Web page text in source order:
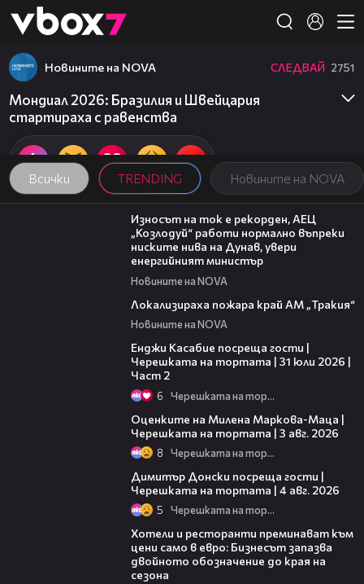
👾
Всички TRENDING Новините на NOVA
Новините на NOVA СЛЕДВАЙ 2751
Мондиал 2026: Бразилия и Швейцария
стартираха с равенства
00:59
Износът на ток е рекорден, АЕЦ
„Козлодуй“ работи нормално въпреки
ниските нива на Дунав, увери
енергийният министър
Новините на NOVA
Локализираха пожара край АМ „Тракия“
Новините на NOVA
Енджи Касабие посреща гости |
Черешката на тортата | 31 юли 2026 |
Част 2
6 Черешката на тортата
Оценките на Милена Маркова-Маца |
Черешката на тортата | 3 авг. 2026
8 Черешката на тортата
Димитър Донски посреща гости |
Черешката на тортата | 4 авг. 2026
5 Черешката на тортата
Хотели и ресторанти преминават към
цени само в евро: Бизнесът запазва
двойното обозначение до края на
сезона